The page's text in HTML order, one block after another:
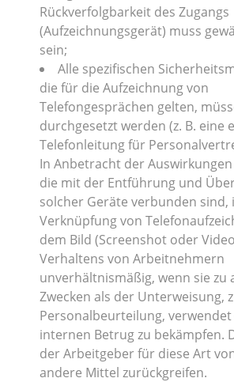
Rückverfolgbarkeit des Zugangs
(Aufzeichnungsgerät) muss
sein;
Alle spezifischen
die für die Aufzeichnung von
Telefongesprächen gelten,
durchgesetzt werden (z. B. eine
Telefonleitung für
In Anbetracht der
die mit der Entführung und
solcher Geräte verbunden sind,
Verknüpfung von
dem Bild (Screenshot oder
Verhaltens von Arbeitnehmern
unverhältnismäßig, wenn sie zu
Zwecken als der Unterweisung,
Personalbeurteilung,
internen Betrug zu bekämpfen.
der Arbeitgeber für diese Art
andere Mittel zurückgreifen.